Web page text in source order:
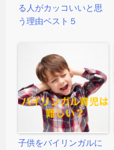
る人がカッコいいと思
う理由ベスト５
子供をバイリンガルに